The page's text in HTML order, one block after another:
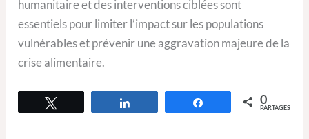
humanitaire et des interventions ciblées sont
essentiels pour limiter l’impact sur les populations
vulnérables et prévenir une aggravation majeure de la
crise alimentaire.
Partagez 0
PARTAGES